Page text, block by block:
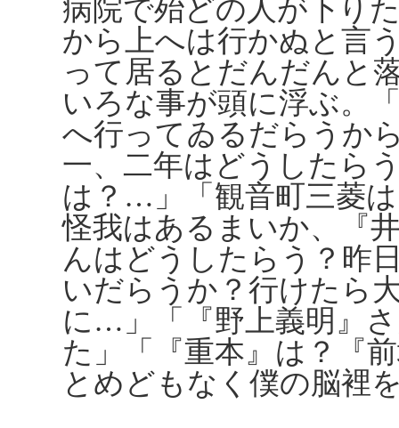
病院で殆どの人が下り
から上へは行かぬと言
って居るとだんだんと
いろな事が頭に浮ぶ。
へ行ってゐるだらうか
一、二年はどうしたら
は？…」「観音町三菱
怪我はあるまいか、『
んはどうしたらう？昨
いだらうか？行けたら
に…」「『野上義明』
た」「『重本』は？『
とめどもなく僕の脳